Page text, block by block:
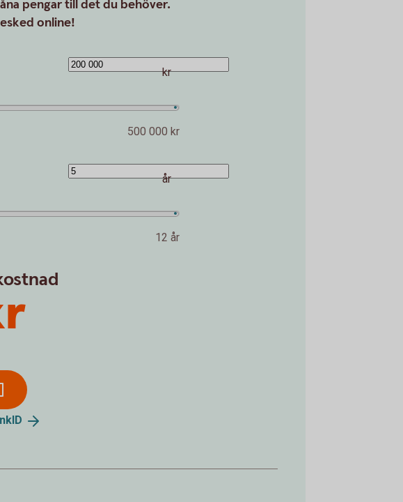
pengar till det du behöver.
online!
500 000 kr
kr
12 år
år